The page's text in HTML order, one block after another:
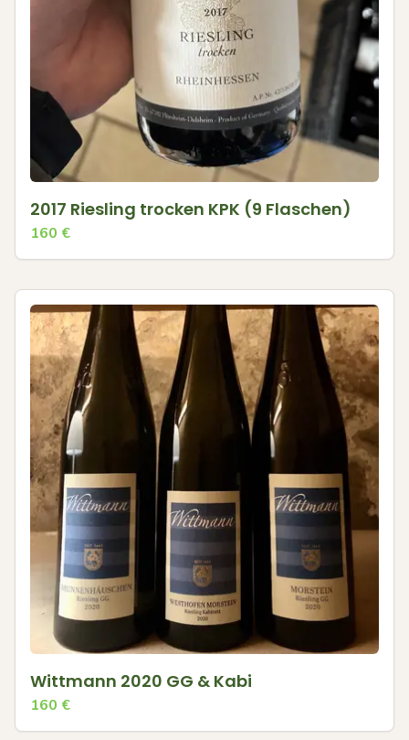
2017 Riesling trocken KPK (9 Flaschen)
160 €
Wittmann 2020 GG & Kabi
160 €